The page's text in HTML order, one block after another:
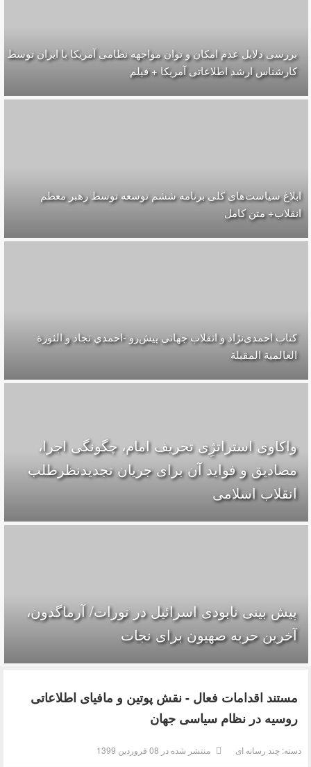
بررسی دلایل عدم امکان و توان مواجهه نظامی آمریکا با ایران توسط
کارشناس ارشد اطلاعاتی آمریکا + فیلم
ابلاغ سیاست‌های کلی برنامه ششم توسعه توسط رهبر معظم
انقلاب+ متن کامل
کتاب احمدی‌نژاد و انقلاب جهانی پيش‌رو -احمدي نجاد و الثورة
العالمیة المقبلة
واکاوی استراتژِی تحریف امام، چگونگی اجرا،
مصادیق و فواید آن برای جریان تجدیدنظرطلب
انقلاب اسلامی
پیش بینی نابودی اسرائیل در تورات/ آرماگدون،
آخرین حربه صهیون برای نجات
مستند اقدامات فعال - نقش پوتین و مافیای‌ اطلاعاتی
روسیه در نظام سیاسی جهان
دسته:چند رسانه ای منتشر شده در 08 فروردين 1399